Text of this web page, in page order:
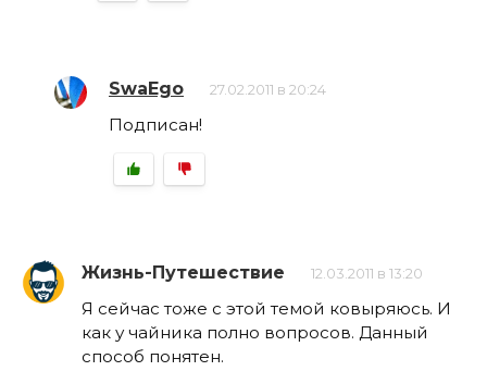
SwaEgo 27.02.2011 в 20:24
Подписан!
Жизнь-Путешествие 12.03.2011 в 13:20
Я сейчас тоже с этой темой ковыряюсь. И
как у чайника полно вопросов. Данный
способ понятен.